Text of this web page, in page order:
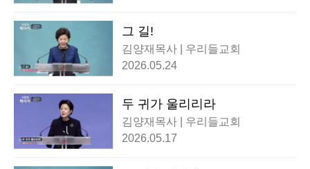
그 길!
김양재목사 | 우리들교회
2026.05.24
두 귀가 울리리라
김양재목사 | 우리들교회
2026.05.17